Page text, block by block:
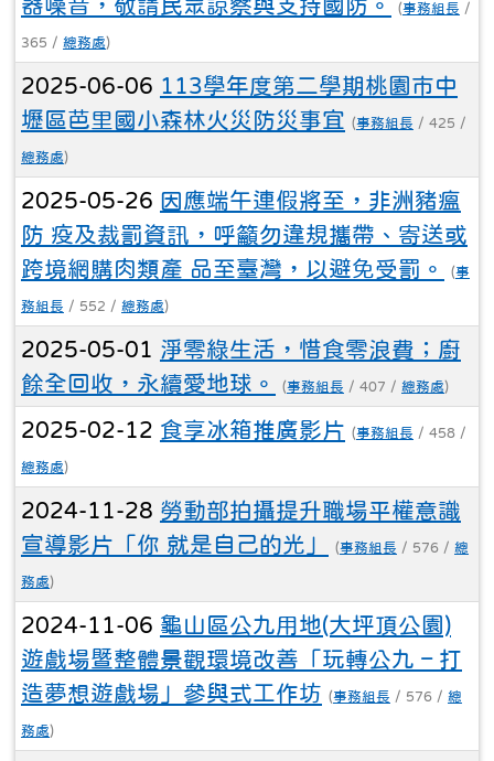
器噪音，敬請民眾諒察與支持國防。
(事務組長 /
365 / 總務處)
2025-06-06 113學年度第二學期桃園市中
壢區芭里國小森林火災防災事宜 (事務組長 / 425 /
總務處)
2025-05-26 因應端午連假將至，非洲豬瘟
防 疫及裁罰資訊，呼籲勿違規攜帶、寄送或
跨境網購肉類產 品至臺灣，以避免受罰。
(事
務組長 / 552 / 總務處)
2025-05-01 淨零綠生活，惜食零浪費；廚
餘全回收，永續愛地球。
(事務組長 / 407 / 總務處)
2025-02-12 食享冰箱推廣影片 (事務組長 / 458 /
總務處)
2024-11-28 勞動部拍攝提升職場平權意識
宣導影片「你 就是自己的光」
(事務組長 / 576 / 總
務處)
2024-11-06 龜山區公九用地(大坪頂公園)
遊戲場暨整體景觀環境改善「玩轉公九 – 打
造夢想遊戲場」參與式工作坊 (事務組長 / 576 / 總
務處)